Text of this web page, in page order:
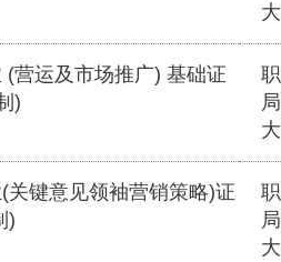
(营运及市场推广) 基础证
)
关键意见领袖营销策略)证
)